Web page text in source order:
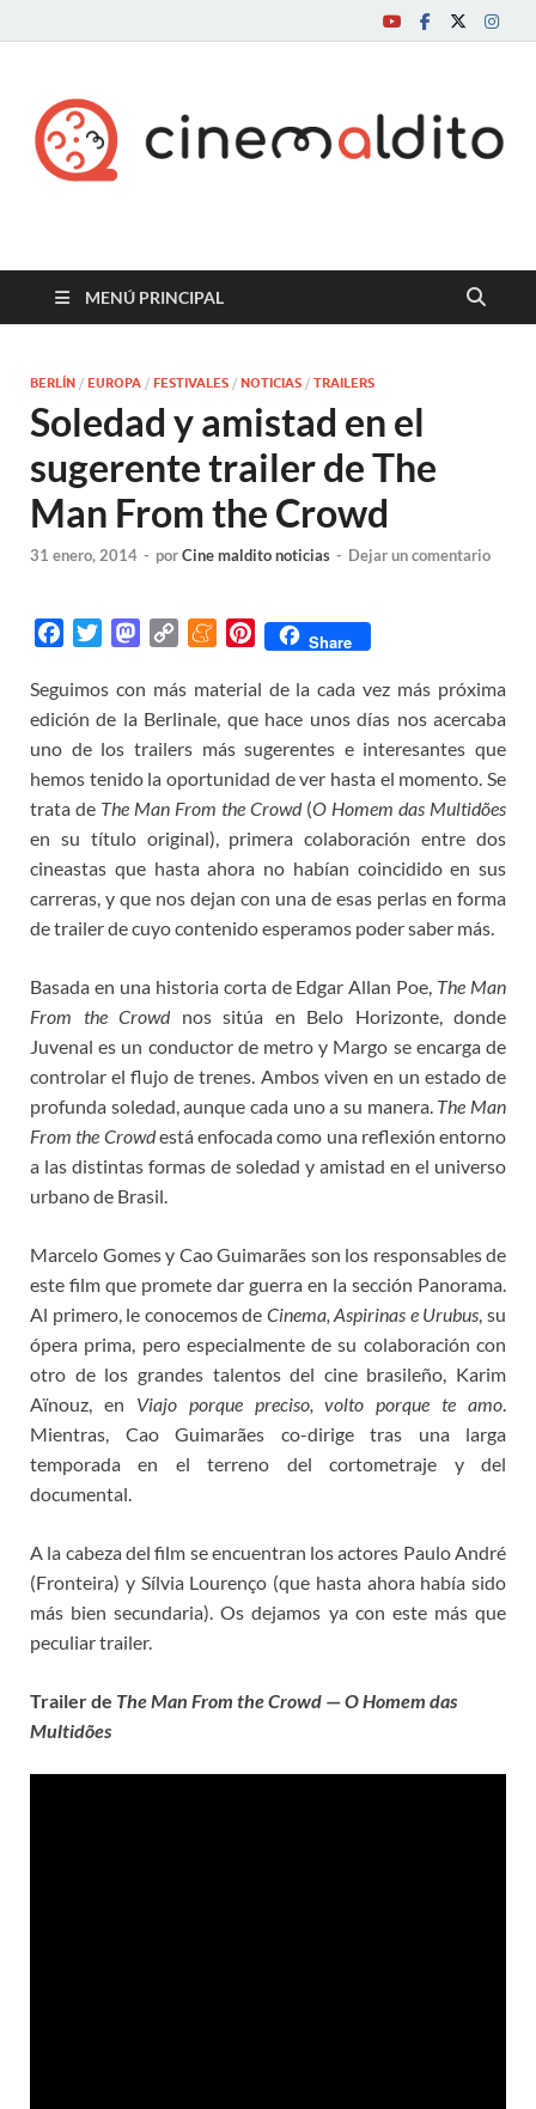
Cine maldito
MENÚ PRINCIPAL
BERLÍN / EUROPA / FESTIVALES / NOTICIAS / TRAILERS
Soledad y amistad en el
sugerente trailer de The
Man From the Crowd
31 enero, 2014 - porCine maldito noticias - Dejar un comentario
c
e
b
o
o
k
i
t
t
e
r
M
s
t
o
d
o
n
p
y
L
i
n
k
M
n
e
a
m
e
P
n
t
e
r
e
s
Share
Seguimos con más material de la cada vez más próxima
edición de la Berlinale, que hace unos días nos acercaba
uno de los trailers más sugerentes e interesantes que
hemos tenido la oportunidad de ver hasta el momento. Se
trata de The Man From the Crowd(O Homem das Multidões
en su título original), primera colaboración entre dos
cineastas que hasta ahora no habían coincidido en sus
carreras, y que nos dejan con una de esas perlas en forma
de trailer de cuyo contenido esperamos poder saber más.
Basada en una historia corta de Edgar Allan Poe, The Man
From the Crowdnos sitúa en Belo Horizonte, donde
Juvenal es un conductor de metro y Margo se encarga de
controlar el flujo de trenes. Ambos viven en un estado de
profunda soledad, aunque cada uno a su manera. The Man
From the Crowdestá enfocada como una reflexión entorno
a las distintas formas de soledad y amistad en el universo
urbano de Brasil.
Marcelo Gomes y Cao Guimarães son los responsables de
este film que promete dar guerra en la sección Panorama.
Al primero, le conocemos de Cinema, Aspirinas e Urubus, su
ópera prima, pero especialmente de su colaboración con
otro de los grandes talentos del cine brasileño, Karim
Aïnouz, en Viajo porque preciso, volto porque te amo.
Mientras, Cao Guimarães co-dirige tras una larga
temporada en el terreno del cortometraje y del
documental.
A la cabeza del film se encuentran los actores Paulo André
(Fronteira) y Sílvia Lourenço (que hasta ahora había sido
más bien secundaria). Os dejamos ya con este más que
peculiar trailer.
Trailer de The Man From the Crowd —O Homem das
Multidões